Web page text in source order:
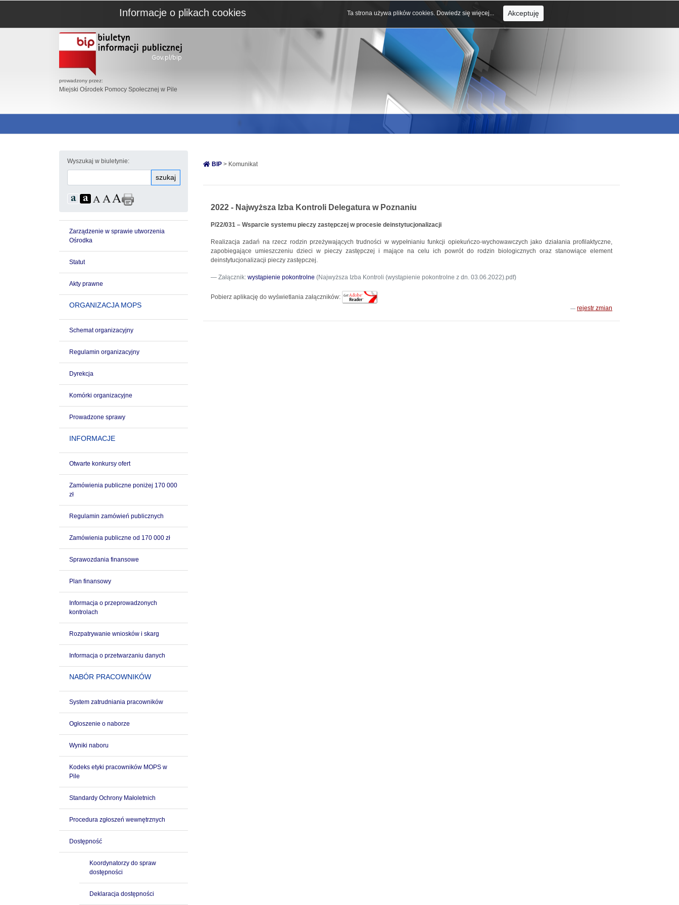
prowadzony przez:
Miejski Ośrodek Pomocy Społecznej w Pile
Wyszukaj w biuletynie:
szukaj
Zarządzenie w sprawie utworzenia
Ośrodka
Statut
Akty prawne
ORGANIZACJA MOPS
Schemat organizacyjny
Regulamin organizacyjny
Dyrekcja
Komórki organizacyjne
Prowadzone sprawy
INFORMACJE
Otwarte konkursy ofert
Zamówienia publiczne poniżej 170 000
zł
Regulamin zamówień publicznych
Zamówienia publiczne od 170 000 zł
Sprawozdania finansowe
Plan finansowy
Informacja o przeprowadzonych
kontrolach
Rozpatrywanie wniosków i skarg
Informacja o przetwarzaniu danych
NABÓR PRACOWNIKÓW
System zatrudniania pracowników
Ogłoszenie o naborze
Wyniki naboru
Kodeks etyki pracowników MOPS w
Pile
Standardy Ochrony Małoletnich
Procedura zgłoszeń wewnętrznych
Dostępność
Koordynatorzy do spraw
dostępności
Deklaracja dostępności
BIP > Komunikat
2022 - Najwyższa Izba Kontroli Delegatura w Poznaniu
P/22/031 – Wsparcie systemu pieczy zastępczej w procesie deinstytucjonalizacji
Realizacja zadań na rzecz rodzin przeżywających trudności w wypełnianiu funkcji opiekuńczo-wychowawczych jako działania profilaktyczne,
zapobiegające umieszczeniu dzieci w pieczy zastępczej i mające na celu ich powrót do rodzin biologicznych oraz stanowiące element
deinstytucjonalizacji pieczy zastępczej.
Załącznik: wystąpienie pokontrolne (Najwyższa Izba Kontroli (wystąpienie pokontrolne z dn. 03.06.2022).pdf)
Pobierz aplikację do wyświetlania załączników:
rejestr zmian
Informacje o plikach cookies Ta strona używa plików cookies. Dowiedz się więcej... Akceptuję